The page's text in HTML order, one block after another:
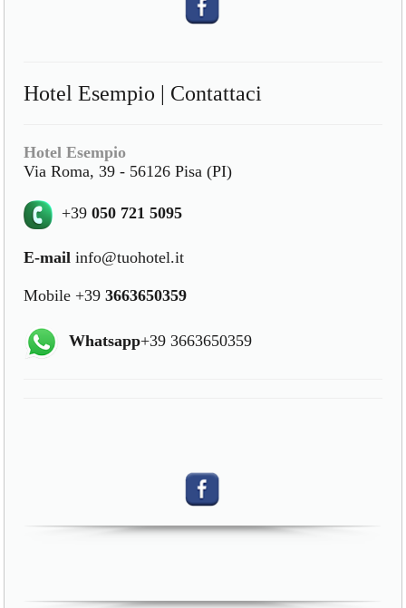
Hotel Esempio | Contattaci
Hotel Esempio
Via Roma, 39 - 56126 Pisa (PI)
+39050 721 5095
E-mail info@tuohotel.it
Mobile +393663650359
Whatsapp+39 3663650359